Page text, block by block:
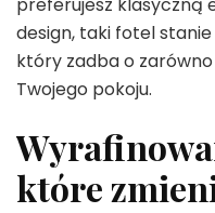
preferujesz klasyczną
design, taki fotel
który zadba o
Twojego pokoju.
które